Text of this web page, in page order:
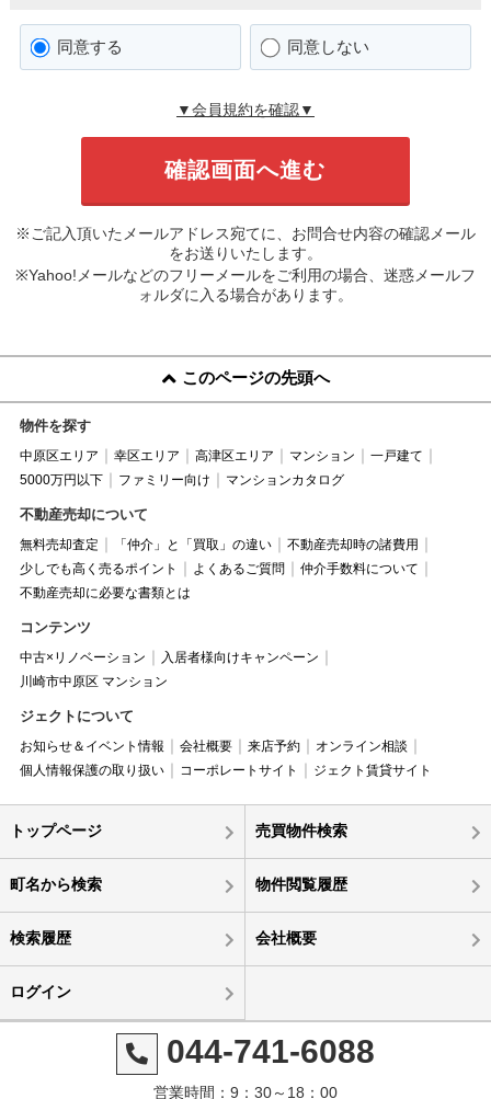
同意する 同意しない
▼会員規約を確認▼
※ご記入頂いたメールアドレス宛てに、お問合せ内容の確認メール
をお送りいたします。
※Yahoo!メールなどのフリーメールをご利用の場合、迷惑メールフ
ォルダに入る場合があります。
このページの先頭へ
物件を探す
中原区エリア 幸区エリア 高津区エリア マンション
一戸建て
5000万円以下
ファミリー向け マンションカタログ
不動産売却について
無料売却査定 「仲介」と「買取」の違い
不動産売却時の諸費用
少しでも高く売るポイント
よくあるご質問
仲介手数料について
不動産売却に必要な書類とは
コンテンツ
中古×リノベーション
入居者様向けキャンペーン
川崎市中原区 マンション
ジェクトについて
お知らせ＆イベント情報 会社概要 来店予約
オンライン相談
個人情報保護の取り扱い
コーポレートサイト ジェクト賃貸サイト
トップページ 売買物件検索
町名から検索 物件閲覧履歴
検索履歴 会社概要
ログイン
044-741-6088
営業時間：9：30～18：00